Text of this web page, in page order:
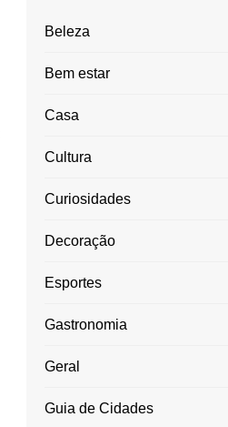
Beleza
Bem estar
Casa
Cultura
Curiosidades
Decoração
Esportes
Gastronomia
Geral
Guia de Cidades